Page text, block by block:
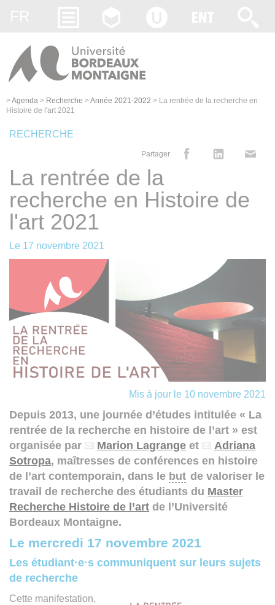
>Agenda > Recherche >Année 2021-2022 > La rentrée de la recherche en
Histoire de l'art 2021
RECHERCHE
Partager
La rentrée de la
recherche en Histoire de
l'art 2021
Le 17 novembre 2021
Mis à jour le 10 novembre 2021
Depuis 2013, une journée d’études intitulée « La
rentrée de la recherche en histoire de l’art » est
organisée par
Marion Lagrange et
Adriana
Sotropa, maîtresses de conférences en histoire
de l’art contemporain, dans le but de valoriser le
travail de recherche des étudiants du Master
Recherche Histoire de l’art de l’Université
Bordeaux Montaigne.
Le mercredi 17 novembre 2021
Les étudiant·e·s communiquent sur leurs sujets
de recherche
Cette manifestation,